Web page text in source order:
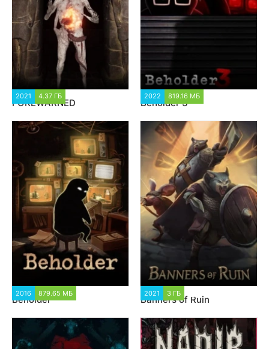
2021 4.37 ГБ
FOREWARNED
2022 819.16 МБ
Beholder 3
2016 879.65 МБ
Beholder
2021 3 ГБ
Banners of Ruin